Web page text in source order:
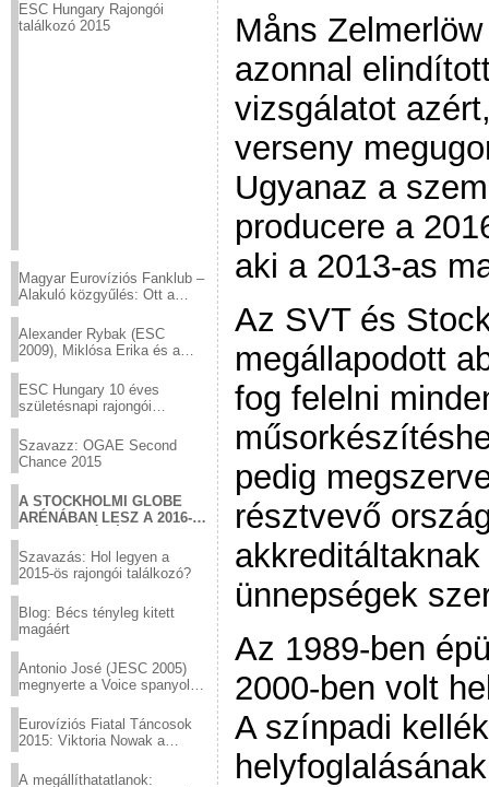
ESC Hungary Rajongói
találkozó 2015
Magyar Eurovíziós Fanklub –
Alakuló közgyűlés: Ott a
Alexander Rybak (ESC
2009), Miklósa Erika és a
sztárjai a Margitszigeten
ESC Hungary 10 éves
születésnapi rajongói
Szavazz: OGAE Second
Chance 2015
A STOCKHOLMI GLOBE
ARÉNÁBAN LESZ A 2016-
Szavazás: Hol legyen a
2015-ös rajongói találkozó?
Blog: Bécs tényleg kitett
magáért
Antonio José (JESC 2005)
megnyerte a Voice spanyol
Eurovíziós Fiatal Táncosok
2015: Viktoria Nowak a
A megállíthatatlanok:
Måns
azonnal
vizsgálatot
verseny
Ugyanaz a
producere a
aki a 2013-as
Az SVT és
megállapodott
fog felelni
pedig
résztvevő
ünnepségek
Az 1989-ben
2000-ben volt
A színpadi